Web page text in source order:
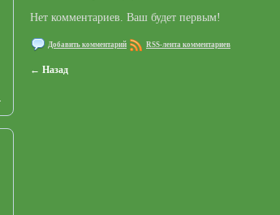
Нет комментариев. Ваш будет первым!
Добавить комментарий RSS-лента комментариев
← Назад